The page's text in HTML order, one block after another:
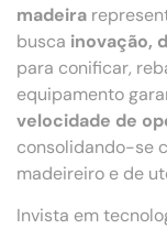
madeira
busca inovação,
para conificar,
equipamento
velocidade de
consolidando-se
madeireiro e de
Invista em